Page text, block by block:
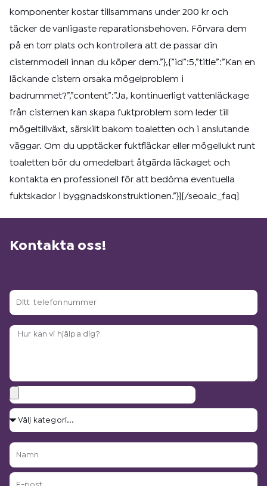
komponenter kostar tillsammans under 200 kr och
täcker de vanligaste reparationsbehoven. Förvara dem
på en torr plats och kontrollera att de passar din
cisternmodell innan du köper dem.”},{”id”:5,”title”:”Kan en
läckande cistern orsaka mögelproblem i
badrummet?”,”content”:”Ja, kontinuerligt vattenläckage
från cisternen kan skapa fuktproblem som leder till
mögeltillväxt, särskilt bakom toaletten och i anslutande
väggar. Om du upptäcker fuktfläckar eller mögellukt runt
toaletten bör du omedelbart åtgärda läckaget och
kontakta en professionell för att bedöma eventuella
fuktskador i byggnadskonstruktionen.”}][/seoaic_faq]
Kontakta oss!
Ditt
Arbetsbeskrivning?
Bilagor
Välj
Namn
E-